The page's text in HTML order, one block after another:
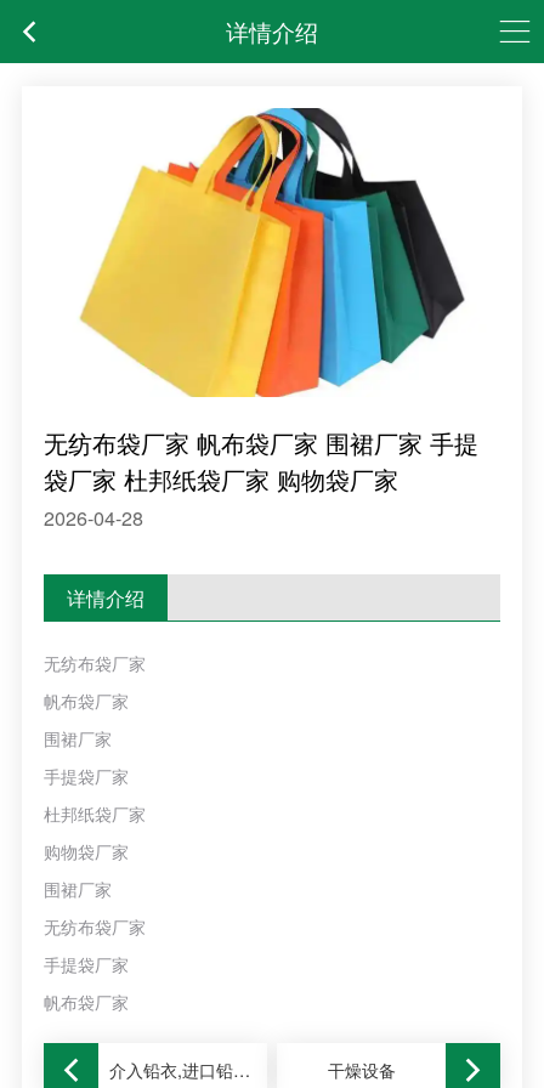
详情介绍
无纺布袋厂家 帆布袋厂家 围裙厂家 手提
袋厂家 杜邦纸袋厂家 购物袋厂家
2026-04-28
详情介绍
无纺布袋厂家
帆布袋厂家
围裙厂家
手提袋厂家
杜邦纸袋厂家
购物袋厂家
围裙厂家
无纺布袋厂家
手提袋厂家
帆布袋厂家
介入铅衣,进口铅衣,铅围裙,铅眼镜,铅衣厂家,防护铅衣 干燥设备